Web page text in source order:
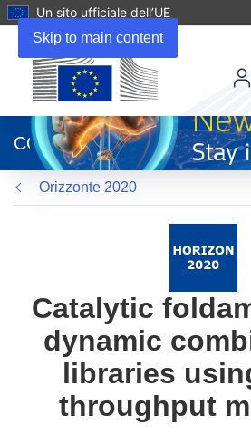
Skip to main content
Un sito ufficiale dell’UE
apre
in
una
nuova
finestra)
CORDIS
Orizzonte 2020
Catalytic
dynamic
libraries
throughput